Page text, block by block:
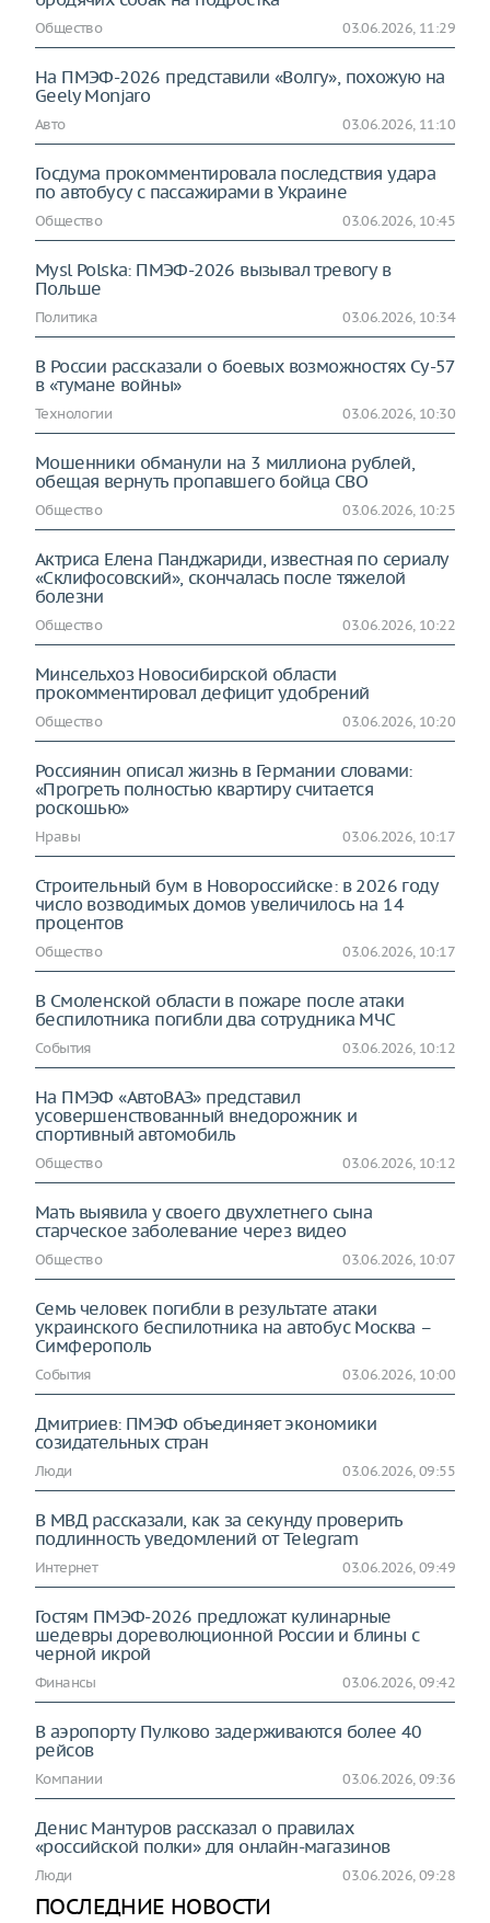
Общество 03.06.2026, 11:29
На ПМЭФ-2026 представили «Волгу», похожую на
Geely Monjaro
Авто 03.06.2026, 11:10
Госдума прокомментировала последствия удара
по автобусу с пассажирами в Украине
Общество 03.06.2026, 10:45
Mysl Polska: ПМЭФ-2026 вызывал тревогу в
Польше
Политика 03.06.2026, 10:34
В России рассказали о боевых возможностях Су-57
в «тумане войны»
Технологии 03.06.2026, 10:30
Мошенники обманули на 3 миллиона рублей,
обещая вернуть пропавшего бойца СВО
Общество 03.06.2026, 10:25
Актриса Елена Панджариди, известная по сериалу
«Склифосовский», скончалась после тяжелой
болезни
Общество 03.06.2026, 10:22
Минсельхоз Новосибирской области
прокомментировал дефицит удобрений
Общество 03.06.2026, 10:20
Россиянин описал жизнь в Германии словами:
«Прогреть полностью квартиру считается
роскошью»
Нравы 03.06.2026, 10:17
Строительный бум в Новороссийске: в 2026 году
число возводимых домов увеличилось на 14
процентов
Общество 03.06.2026, 10:17
В Смоленской области в пожаре после атаки
беспилотника погибли два сотрудника МЧС
События 03.06.2026, 10:12
На ПМЭФ «АвтоВАЗ» представил
усовершенствованный внедорожник и
спортивный автомобиль
Общество 03.06.2026, 10:12
Мать выявила у своего двухлетнего сына
старческое заболевание через видео
Общество 03.06.2026, 10:07
Семь человек погибли в результате атаки
украинского беспилотника на автобус Москва –
Симферополь
События 03.06.2026, 10:00
Дмитриев: ПМЭФ объединяет экономики
созидательных стран
Люди 03.06.2026, 09:55
В МВД рассказали, как за секунду проверить
подлинность уведомлений от Telegram
Интернет 03.06.2026, 09:49
Гостям ПМЭФ-2026 предложат кулинарные
шедевры дореволюционной России и блины с
черной икрой
Финансы 03.06.2026, 09:42
В аэропорту Пулково задерживаются более 40
рейсов
Компании 03.06.2026, 09:36
Денис Мантуров рассказал о правилах
«российской полки» для онлайн-магазинов
Люди 03.06.2026, 09:28
ПОСЛЕДНИЕ НОВОСТИ